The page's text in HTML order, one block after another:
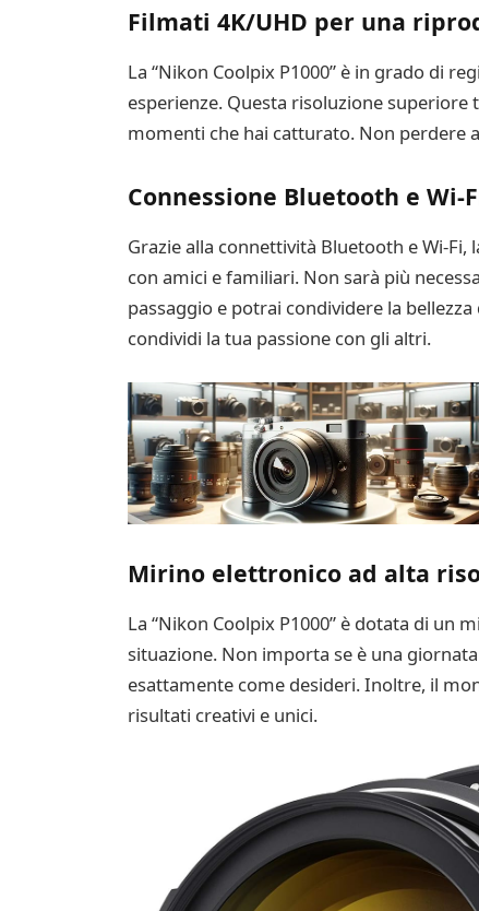
Filmati 4K/UHD per una
La “Nikon Coolpix P1000” è in grado di
esperienze. Questa risoluzione
momenti che hai catturato. Non perdere
Connessione Bluetooth e
Grazie alla connettività Bluetooth e Wi-
con amici e familiari. Non sarà più
passaggio e potrai condividere la
condividi la tua passione con gli altri.
Mirino elettronico ad alta
La “Nikon Coolpix P1000” è dotata di
situazione. Non importa se è una
esattamente come desideri. Inoltre, il
risultati creativi e unici.